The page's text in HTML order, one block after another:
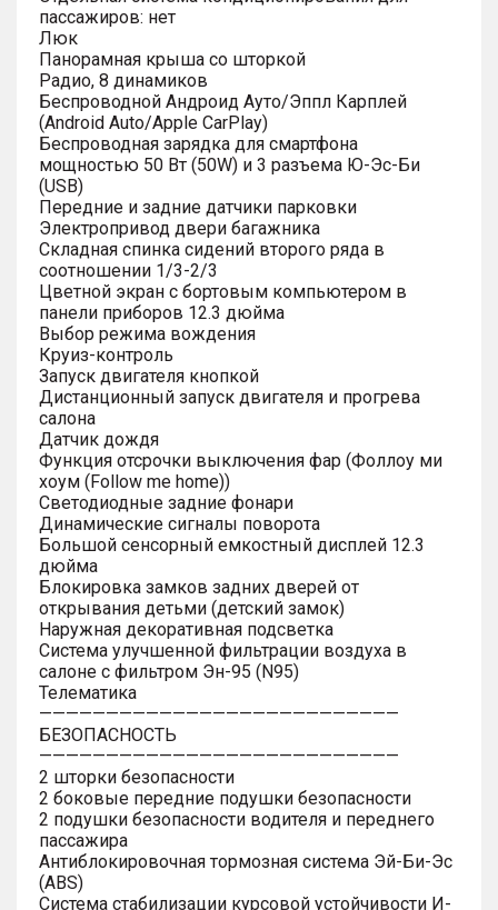
пассажиров: нет
Люк
Панорамная крыша со шторкой
Радио, 8 динамиков
Беспроводной Андроид Ауто/Эппл Карплей
(Android Auto/Apple CarPlay)
Беспроводная зарядка для смартфона
мощностью 50 Вт (50W) и 3 разъема Ю-Эс-Би
(USB)
Передние и задние датчики парковки
Электропривод двери багажника
Складная спинка сидений второго ряда в
соотношении 1/3-2/3
Цветной экран с бортовым компьютером в
панели приборов 12.3 дюйма
Выбор режима вождения
Круиз-контроль
Запуск двигателя кнопкой
Дистанционный запуск двигателя и прогрева
салона
Датчик дождя
Функция отсрочки выключения фар (Фоллоу ми
хоум (Follow me home))
Светодиодные задние фонари
Динамические сигналы поворота
Большой сенсорный емкостный дисплей 12.3
дюйма
Блокировка замков задних дверей от
открывания детьми (детский замок)
Наружная декоративная подсветка
Система улучшенной фильтрации воздуха в
салоне с фильтром Эн-95 (N95)
Телематика
———————————————————————————
БЕЗОПАСНОСТЬ
———————————————————————————
2 шторки безопасности
2 боковые передние подушки безопасности
2 подушки безопасности водителя и переднего
пассажира
Антиблокировочная тормозная система Эй-Би-Эс
(ABS)
Система стабилизации курсовой устойчивости И-